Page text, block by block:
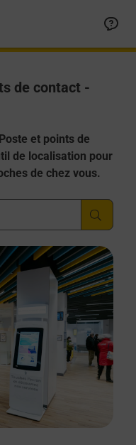
de contact -
et points de
de localisation pour
de chez vous.